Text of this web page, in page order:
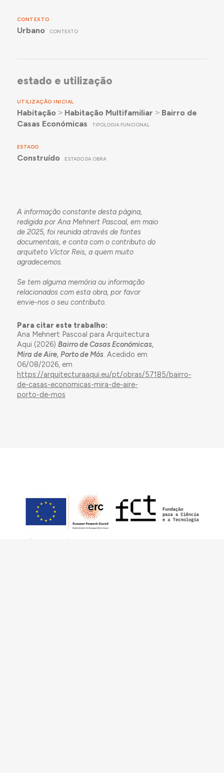
CONTEXTO
Urbano CONTEXTO
estado e utilização
UTILIZAÇÃO INICIAL
Habitação ˃ Habitação Multifamiliar ˃ Bairro de
Casas Económicas
TIPOLOGIA FUNCIONAL
ESTADO
Construído ESTADO DA OBRA
A informação constante desta página,
redigida por Ana Mehnert Pascoal, em maio
de 2025, foi reunida através de fontes
documentais, e conta com o contributo do
arquiteto Víctor Reis, a quem muito
agradecemos.
Se tem alguma memória ou informação
relacionados com esta obra, por favor
envie-nos o seu contributo.
Para citar este trabalho:
Ana Mehnert Pascoal para Arquitectura
Aqui (2026) Bairro de Casas Económicas,
Mira de Aire, Porto de Mós. Acedido em
06/08/2026, em
https://arquitecturaaqui.eu/pt/obras/57185/bairro-
de-casas-economicas-mira-de-aire-
porto-de-mos